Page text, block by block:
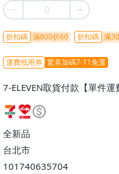
折扣碼 滿800折60 折扣碼 滿
運費抵用券 驚喜加碼7-11免運
7-ELEVEN取貨付款【單件
或消費滿$1298免運費】、7-
不付款【免運費】、萊爾富
運費$60、滿5件或消費滿
費】、宅配/貨運【單件運費
全新品
台北市
101740635704